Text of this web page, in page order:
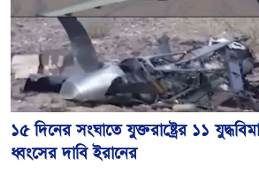
১৫ দিনের সংঘাতে যুক্তরাষ্ট্রের ১১
ধ্বংসের দাবি ইরানের